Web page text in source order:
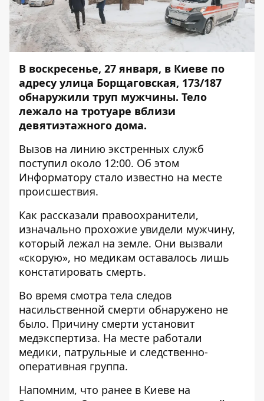
В воскресенье, 27 января, в Киеве по
адресу улица Борщаговская, 173/187
обнаружили труп мужчины. Тело
лежало на тротуаре вблизи
девятиэтажного дома.
Вызов на линию экстренных служб
поступил около 12:00. Об этом
Информатору стало известно на месте
происшествия.
Как рассказали правоохранители,
изначально прохожие увидели мужчину,
который лежал на земле. Они вызвали
«скорую», но медикам оставалось лишь
констатировать смерть.
Во время смотра тела следов
насильственной смерти обнаружено не
было. Причину смерти установит
медэкспертиза. На месте работали
медики, патрульные и следственно-
оперативная группа.
Напомним, что ранее в Киеве на